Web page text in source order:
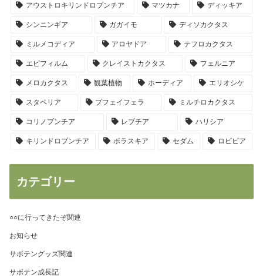
アウストロキリンドロプンチア マツカナ ディッキア
シンニンギア ガガイモ ディソカクタス
ミルメコディア アロヤドア テフロカクタス
エピフィルム クレイストカクタス フェルニア
メロカクタス 観葉植物 ホーディア エリオシケ
スタペリア プフェイフェラ ミルチロカクタス
コリノプンチア レブチア ハリシア
キリンドロプンチア ポラスキア セダム ロビビア
カテゴリー
○○に行ってきたぞ関連
お知らせ
サボテングッズ関連
サボテン成長記